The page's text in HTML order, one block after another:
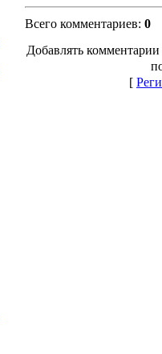
Всего комментариев: 0
Добавлять
[